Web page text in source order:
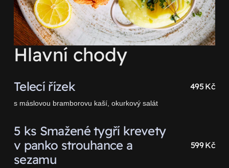
Hlavní chody
Telecí řízek 495 Kč
s máslovou bramborovu kaší, okurkový salát
5 ks Smažené tygří krevety
v panko strouhance a
sezamu
599 Kč